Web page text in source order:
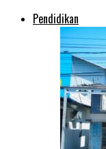
Pendidikan